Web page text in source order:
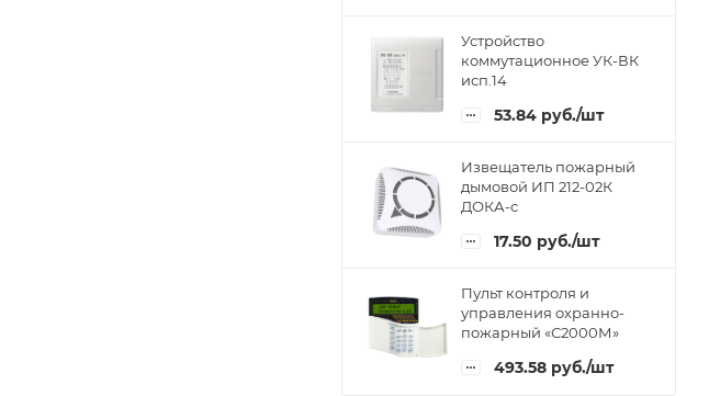
Устройство
коммутационное УК-ВК
исп.14
53.84 руб./шт
Извещатель пожарный
дымовой ИП 212-02К
ДОКА-с
17.50 руб./шт
Пульт контроля и
управления охранно-
пожарный «С2000М»
493.58 руб./шт